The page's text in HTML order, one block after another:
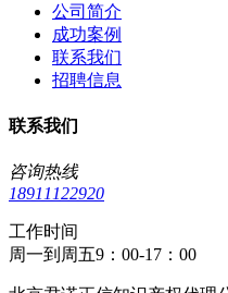
公司简介
成功案例
联系我们
招聘信息
联系我们
咨询热线
18911122920
工作时间
周一到周五9：00-17：00